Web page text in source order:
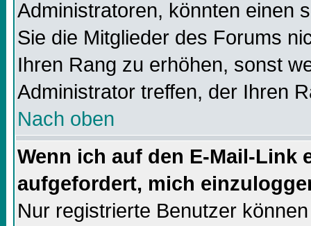
Administratoren, könnten einen
Sie die Mitglieder des Forums
Ihren Rang zu erhöhen, sonst
Administrator treffen, der Ihren
Nach oben
Wenn ich auf den E-Mail-Link
aufgefordert, mich
Nur registrierte Benutzer